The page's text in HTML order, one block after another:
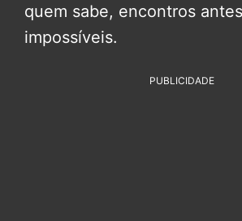
quem sabe, encontros antes
impossíveis.
PUBLICIDADE